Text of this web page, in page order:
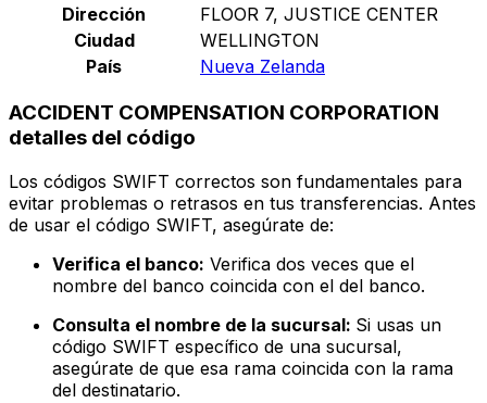
Dirección
FLOOR 7, JUSTICE CENTER
Ciudad
WELLINGTON
País
Nueva Zelanda
ACCIDENT COMPENSATION CORPORATION
detalles del código
Los códigos SWIFT correctos son fundamentales para
evitar problemas o retrasos en tus transferencias. Antes
de usar el código SWIFT, asegúrate de:
Verifica el banco: Verifica dos veces que el
nombre del banco coincida con el del banco.
Consulta el nombre de la sucursal: Si usas un
código SWIFT específico de una sucursal,
asegúrate de que esa rama coincida con la rama
del destinatario.